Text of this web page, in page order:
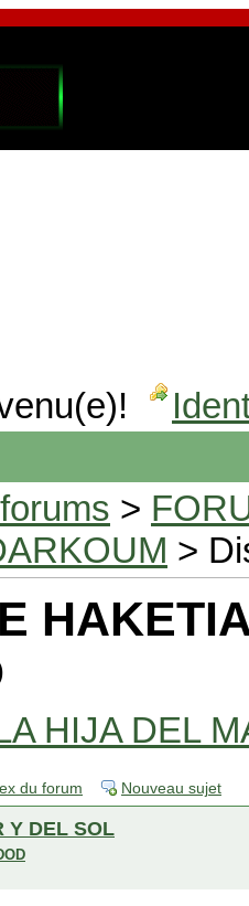
>
>
HIJA DEL
du forum Nouveau sujet
Y DEL SOL